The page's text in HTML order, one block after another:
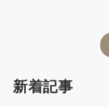
新着記事